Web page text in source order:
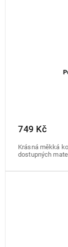
749 Kč
Krásná měkká
dostupných